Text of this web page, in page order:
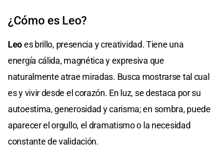
¿Cómo es Leo?
Leoes brillo, presencia y creatividad. Tiene una
energía cálida, magnética y expresiva que
naturalmente atrae miradas. Busca mostrarse tal cual
es y vivir desde el corazón. En luz, se destaca por su
autoestima, generosidad y carisma; en sombra, puede
aparecer el orgullo, el dramatismo o la necesidad
constante de validación.